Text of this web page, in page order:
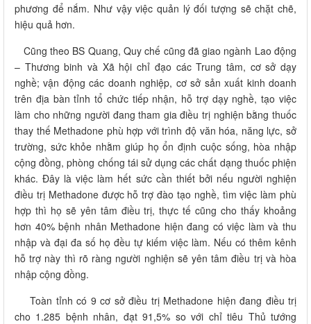
phương để nắm. Như vậy việc quản lý đối tượng sẽ chặt chẽ,
hiệu quả hơn.
Cũng theo BS Quang, Quy chế cũng đã giao ngành Lao động
– Thương binh và Xã hội chỉ đạo các Trung tâm, cơ sở dạy
nghề; vận động các doanh nghiệp, cơ sở sản xuất kinh doanh
trên địa bàn tỉnh tổ chức tiếp nhận, hỗ trợ dạy nghề, tạo việc
làm cho những người đang tham gia điều trị nghiện bằng thuốc
thay thế Methadone phù hợp với trình độ văn hóa, năng lực, sở
trường, sức khỏe nhằm giúp họ ổn định cuộc sống, hòa nhập
cộng đồng, phòng chống tái sử dụng các chất dạng thuốc phiện
khác. Đây là việc làm hết sức cần thiết bởi nếu người nghiện
điều trị Methadone được hỗ trợ đào tạo nghề, tìm việc làm phù
hợp thì họ sẽ yên tâm điều trị, thực tế cũng cho thấy khoảng
hơn 40% bệnh nhân Methadone hiện đang có việc làm và thu
nhập và đại đa số họ đều tự kiếm việc làm. Nếu có thêm kênh
hỗ trợ này thì rõ ràng người nghiện sẽ yên tâm điều trị và hòa
nhập cộng đồng.
Toàn tỉnh có 9 cơ sở điều trị Methadone hiện đang điều trị
cho 1.285 bệnh nhân, đạt 91,5% so với chỉ tiêu Thủ tướng